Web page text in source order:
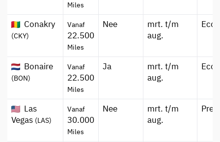
Miles
Conakry
(CKY)
Vanaf
22.500
Miles
Nee
mrt. t/m
aug.
Bonaire
(BON)
Vanaf
22.500
Miles
Ja
mrt. t/m
aug.
Las
Vegas (LAS)
Vanaf
30.000
Miles
Nee
mrt. t/m
aug.